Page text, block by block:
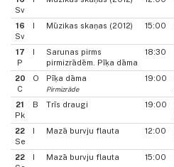
Sv
16
Sv
I Mūzikas skaņas (2012) 15:00
17
P
I
Sarunas pirms
pirmizrādēm. Pīķa dāma
18:30
20
C
O Pīķa dāma
Pirmizrāde
19:00
21
Pk
B Trīs draugi 19:00
22
Se
I Mazā burvju flauta 12:00
22
I Mazā burvju flauta 15:00